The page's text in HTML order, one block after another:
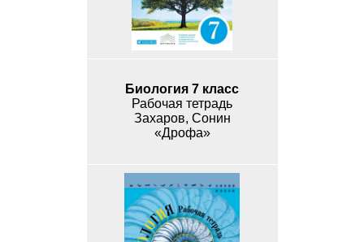
Биология 7 класс
Рабочая тетрадь
Захаров, Сонин
«Дрофа»